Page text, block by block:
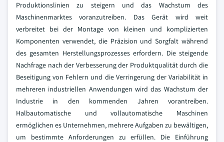
Produktionslinien zu steigern und das Wachstum des
Maschinenmarktes voranzutreiben. Das Gerät wird weit
verbreitet bei der Montage von kleinen und komplizierten
Komponenten verwendet, die Präzision und Sorgfalt während
des gesamten Herstellungsprozesses erfordern. Die steigende
Nachfrage nach der Verbesserung der Produktqualität durch die
Beseitigung von Fehlern und die Verringerung der Variabilität in
mehreren industriellen Anwendungen wird das Wachstum der
Industrie in den kommenden Jahren vorantreiben.
Halbautomatische und vollautomatische Maschinen
ermöglichen es Unternehmen, mehrere Aufgaben zu bewältigen,
um bestimmte Anforderungen zu erfüllen. Die Einführung